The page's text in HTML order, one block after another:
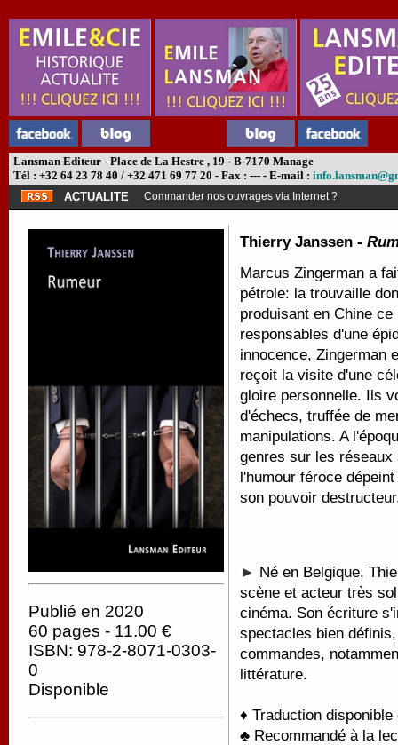
Lansman Editeur - Place de La Hestre , 19 - B-7170 Manage
Tél : +32 64 23 78 40 / +32 471 69 77 20 - Fax : --- - E-mail :
ACTUALITE
Commander nos ouvrages via Internet ?
Publié en 2020
60 pages - 11.00 €
ISBN: 978-2-8071-0303-
0
Disponible
Thierry Janssen -
Marcus Zingerman a
pétrole: la trouvaille
produisant en Chine
responsables d'une
innocence, Zingerman
reçoit la visite d'une
gloire personnelle. Ils
d'échecs, truffée de
manipulations. A
genres sur les
l'humour féroce
son pouvoir
► Né en Belgique,
scène et acteur très
cinéma. Son écriture
spectacles bien
commandes,
littérature.
♦ Traduction
♣ Recommandé à la